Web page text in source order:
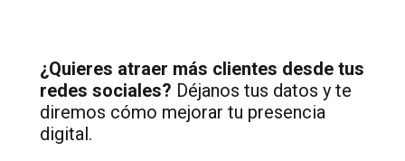
¿Quieres atraer más clientes desde tus
redes sociales? Déjanos tus datos y te
diremos cómo mejorar tu presencia
digital.